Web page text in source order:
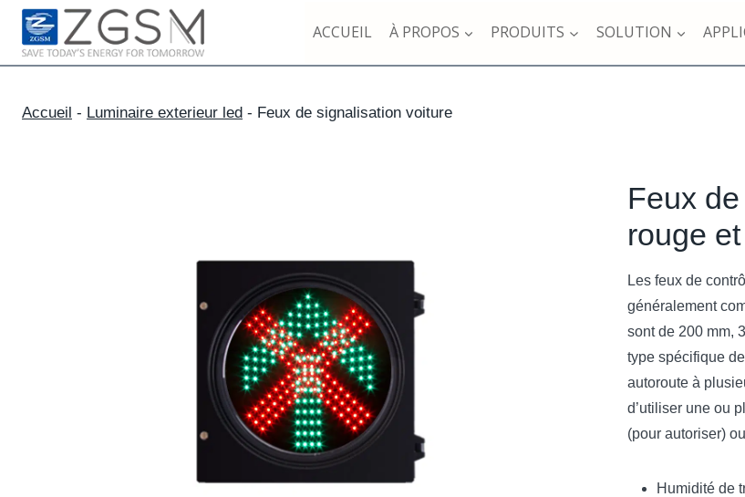
Skip
content
ACCUEIL À PROPOS PRODUITS SOLUTION
Accueil - Luminaire exterieur led - Feux de signalisation voiture
Feux
rouge
Les feux de
généralement
sont de 200 mm,
type spécifique
autoroute à
d’utiliser une ou
(pour autoriser)
Humidité de